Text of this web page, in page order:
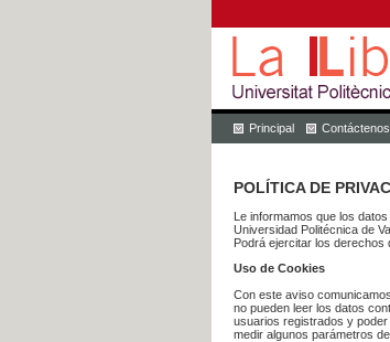
Principal Contáctenos
POLÍTICA DE
Le informamos que los
Universidad Politécnica de
Podrá ejercitar los derechos
Uso de Cookies
Con este aviso
no pueden leer los datos
usuarios registrados y
medir algunos parámetros